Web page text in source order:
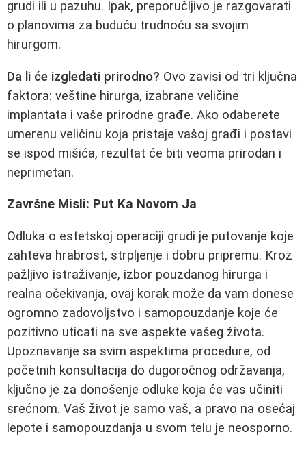
grudi ili u pazuhu. Ipak, preporučljivo je razgovarati
o planovima za buduću trudnoću sa svojim
hirurgom.
Da li će izgledati prirodno? Ovo zavisi od tri ključna
faktora: veštine hirurga, izabrane veličine
implantata i vaše prirodne građe. Ako odaberete
umerenu veličinu koja pristaje vašoj građi i postavi
se ispod mišića, rezultat će biti veoma prirodan i
neprimetan.
Završne Misli: Put Ka Novom Ja
Odluka o estetskoj operaciji grudi je putovanje koje
zahteva hrabrost, strpljenje i dobru pripremu. Kroz
pažljivo istraživanje, izbor pouzdanog hirurga i
realna očekivanja, ovaj korak može da vam donese
ogromno zadovoljstvo i samopouzdanje koje će
pozitivno uticati na sve aspekte vašeg života.
Upoznavanje sa svim aspektima procedure, od
početnih konsultacija do dugoročnog održavanja,
ključno je za donošenje odluke koja će vas učiniti
srećnom. Vaš život je samo vaš, a pravo na osećaj
lepote i samopouzdanja u svom telu je neosporno.